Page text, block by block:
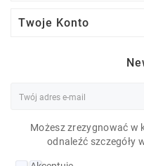
Twoje Konto
Możesz zrezygnować w
odnaleźć szczegóły